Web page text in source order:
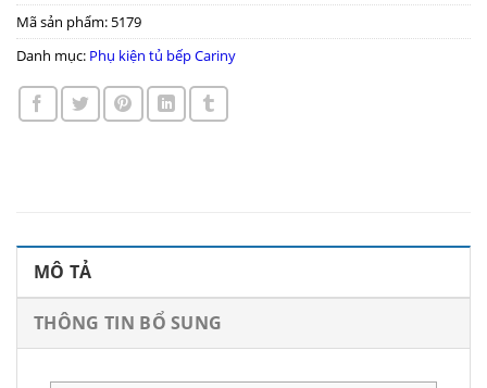
Mã sản phẩm: 5179
Danh mục: Phụ kiện tủ bếp Cariny
MÔ TẢ
THÔNG TIN BỔ SUNG